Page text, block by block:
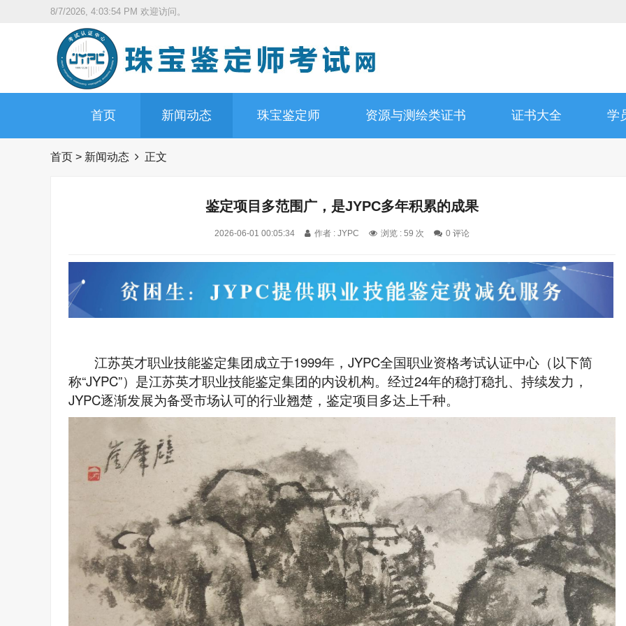
8/7/2026, 4:03:56 PM 欢迎访问。
首页 新闻动态 珠宝鉴定师 资源与测绘类证书 证书大全 学
首页 > 新闻动态 正文
鉴定项目多范围广，是JYPC多年积累的成果
2026-06-01 00:05:34 作者 : JYPC 浏览 : 59 次 0 评论
江苏英才职业技能鉴定集团成立于1999年，JYPC全国职业资格考试认证中心（以下简
称“JYPC”）是江苏英才职业技能鉴定集团的内设机构。经过24年的稳打稳扎、持续发力，
JYPC逐渐发展为备受市场认可的行业翘楚，鉴定项目多达上千种。